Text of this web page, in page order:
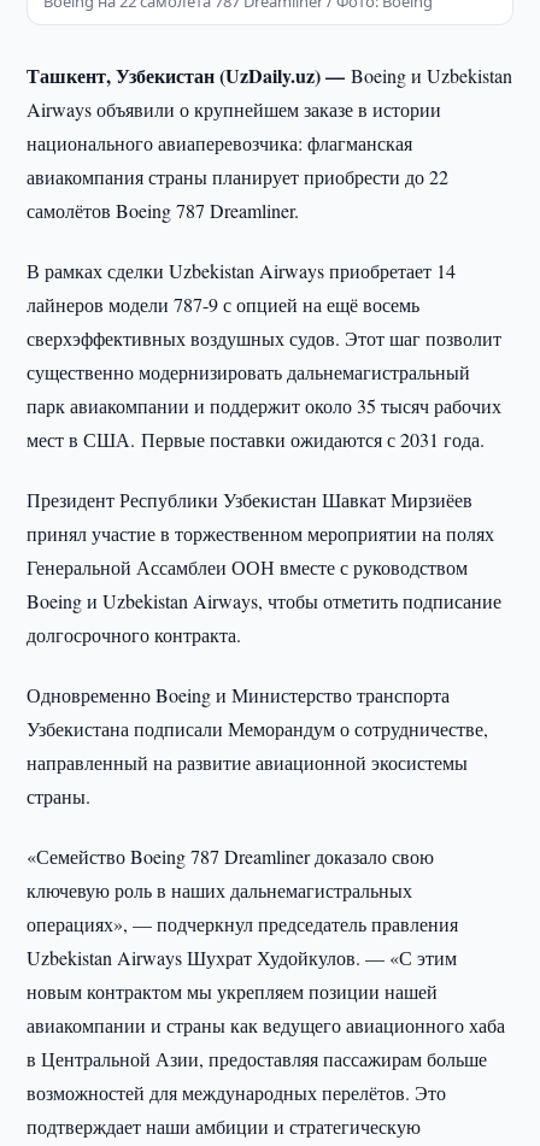
Ташкент, Узбекистан (UzDaily.uz) —Boeing и Uzbekistan
Airways объявили о крупнейшем заказе в истории
национального авиаперевозчика: флагманская
авиакомпания страны планирует приобрести до 22
самолётов Boeing 787 Dreamliner.
В рамках сделки Uzbekistan Airways приобретает 14
лайнеров модели 787-9 с опцией на ещё восемь
сверхэффективных воздушных судов. Этот шаг позволит
существенно модернизировать дальнемагистральный
парк авиакомпании и поддержит около 35 тысяч рабочих
мест в США. Первые поставки ожидаются с 2031 года.
Президент Республики Узбекистан Шавкат Мирзиёев
принял участие в торжественном мероприятии на полях
Генеральной Ассамблеи ООН вместе с руководством
Boeing и Uzbekistan Airways, чтобы отметить подписание
долгосрочного контракта.
Одновременно Boeing и Министерство транспорта
Узбекистана подписали Меморандум о сотрудничестве,
направленный на развитие авиационной экосистемы
страны.
«Семейство Boeing 787 Dreamliner доказало свою
ключевую роль в наших дальнемагистральных
операциях», — подчеркнул председатель правления
Uzbekistan Airways Шухрат Худойкулов. — «С этим
новым контрактом мы укрепляем позиции нашей
авиакомпании и страны как ведущего авиационного хаба
в Центральной Азии, предоставляя пассажирам больше
возможностей для международных перелётов. Это
подтверждает наши амбиции и стратегическую